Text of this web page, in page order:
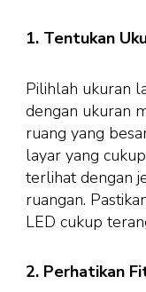
1. Tentukan
Pilihlah ukuran
dengan ukuran
ruang yang
layar yang
terlihat dengan
ruangan.
LED cukup
2. Perhatikan